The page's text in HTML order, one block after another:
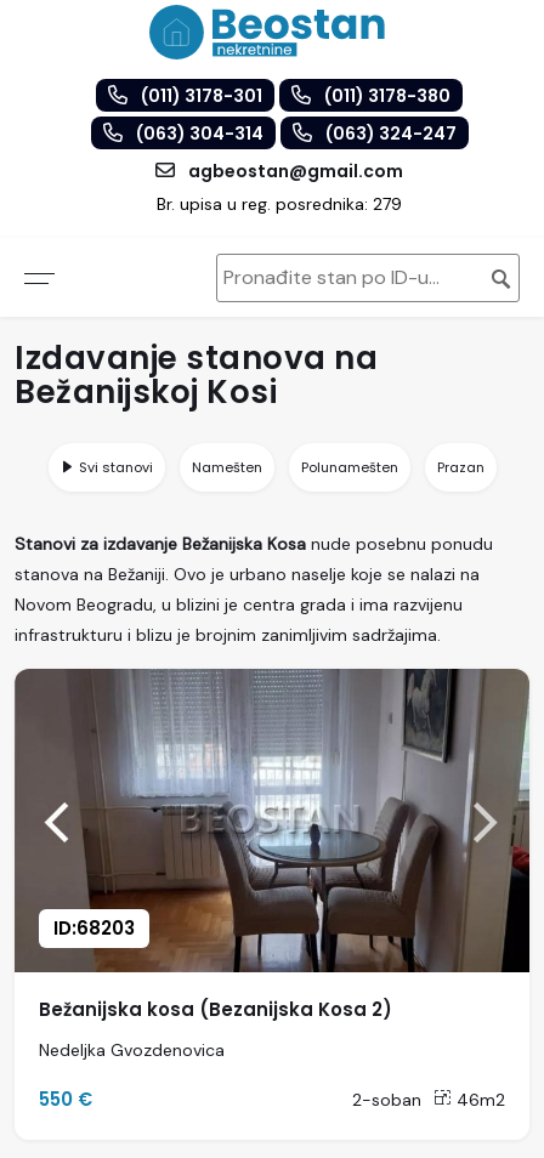
(011) 3178-301
(011) 3178-380
(063) 304-314
(063) 324-247
agbeostan@gmail.com
Br. upisa u reg. posrednika: 279
Izdavanje stanova na
Bežanijskoj Kosi
Svi stanovi Namešten Polunamešten Prazan
Stanovi za izdavanje Bežanijska Kosa nude posebnu ponudu
stanova na Bežaniji. Ovo je urbano naselje koje se nalazi na
Novom Beogradu, u blizini je centra grada i ima razvijenu
infrastrukturu i blizu je brojnim zanimljivim sadržajima.
ID:68203
Bežanijska kosa (Bezanijska Kosa 2)
Nedeljka Gvozdenovica
550 € 2-soban 46m2